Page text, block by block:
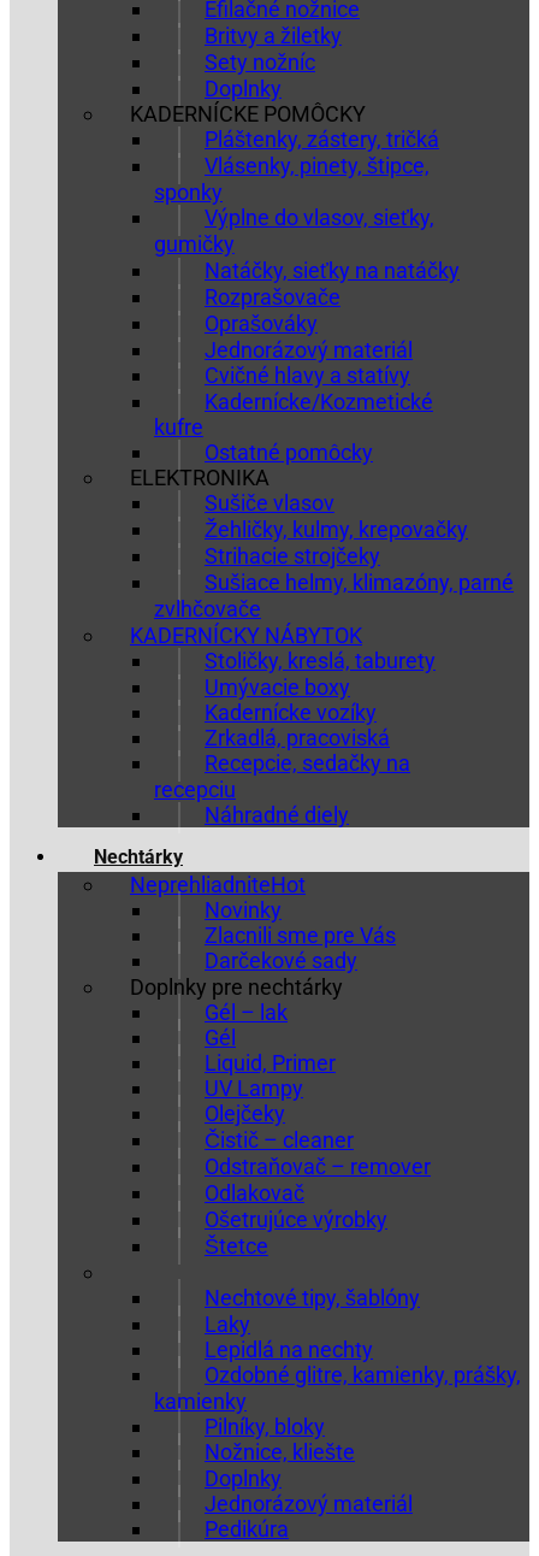
Efilačné nožnice
Britvy a žiletky
Sety nožníc
Doplnky
KADERNÍCKE POMÔCKY
Pláštenky, zástery, tričká
Vlásenky, pinety, štipce,
sponky
Výplne do vlasov, sieťky,
gumičky
Natáčky, sieťky na natáčky
Rozprašovače
Oprašováky
Jednorázový materiál
Cvičné hlavy a statívy
Kadernícke/Kozmetické
kufre
Ostatné pomôcky
ELEKTRONIKA
Sušiče vlasov
Žehličky, kulmy, krepovačky
Strihacie strojčeky
Sušiace helmy, klimazóny, parné
zvlhčovače
KADERNÍCKY NÁBYTOK
Stoličky, kreslá, taburety
Umývacie boxy
Kadernícke vozíky
Zrkadlá, pracoviská
Recepcie, sedačky na
recepciu
Náhradné diely
Nechtárky
Neprehliadnite
Novinky
Zlacnili sme pre Vás
Darčekové sady
Doplnky pre nechtárky
Gél – lak
Gél
Liquid, Primer
UV Lampy
Olejčeky
Čistič – cleaner
Odstraňovač – remover
Odlakovač
Ošetrujúce výrobky
Štetce
Nechtové tipy, šablóny
Laky
Lepidlá na nechty
Ozdobné glitre, kamienky, prášky,
kamienky
Pilníky, bloky
Nožnice, kliešte
Doplnky
Jednorázový materiál
Pedikúra